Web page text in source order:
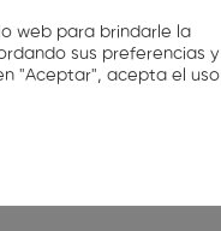
web para brindarle la
sus preferencias y
"Aceptar", acepta el uso